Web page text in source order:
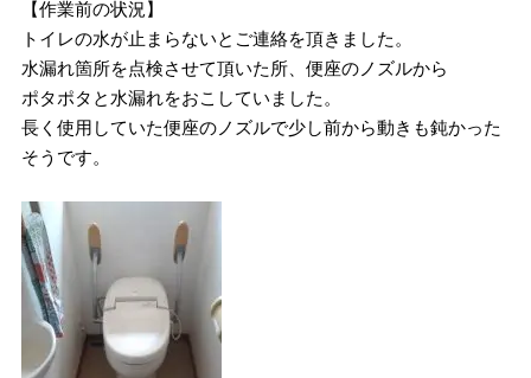
【作業前の状況】
トイレの水が止まらないとご連絡を頂きました。
水漏れ箇所を点検させて頂いた所、便座のノズルから
ポタポタと水漏れをおこしていました。
長く使用していた便座のノズルで少し前から動きも鈍かった
そうです。